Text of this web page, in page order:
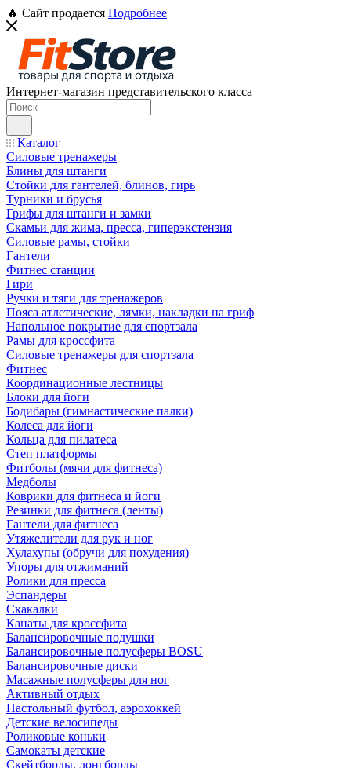
🔥 Сайт продается Подробнее
Интернет-магазин представительского класса
Каталог
Силовые тренажеры
Блины для штанги
Стойки для гантелей, блинов, гирь
Турники и брусья
Грифы для штанги и замки
Скамьи для жима, пресса, гиперэкстензия
Силовые рамы, стойки
Гантели
Фитнес станции
Гири
Ручки и тяги для тренажеров
Пояса атлетические, лямки, накладки на гриф
Напольное покрытие для спортзала
Рамы для кроссфита
Силовые тренажеры для спортзала
Фитнес
Координационные лестницы
Блоки для йоги
Бодибары (гимнастические палки)
Колеса для йоги
Кольца для пилатеса
Степ платформы
Фитболы (мячи для фитнеса)
Медболы
Коврики для фитнеса и йоги
Резинки для фитнеса (ленты)
Гантели для фитнеса
Утяжелители для рук и ног
Хулахупы (обручи для похудения)
Упоры для отжиманий
Ролики для пресса
Эспандеры
Скакалки
Канаты для кроссфита
Балансировочные подушки
Балансировочные полусферы BOSU
Балансировочные диски
Масажные полусферы для ног
Активный отдых
Настольный футбол, аэрохоккей
Детские велосипеды
Роликовые коньки
Самокаты детские
Скейтборды, лонгборды